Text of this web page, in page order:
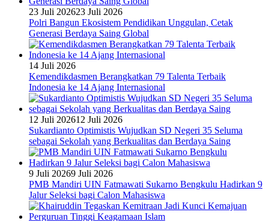
23 Juli 202623 Juli 2026
Polri Bangun Ekosistem Pendidikan Unggulan, Cetak
Generasi Berdaya Saing Global
14 Juli 2026
Kemendikdasmen Berangkatkan 79 Talenta Terbaik
Indonesia ke 14 Ajang Internasional
12 Juli 202612 Juli 2026
Sukardianto Optimistis Wujudkan SD Negeri 35 Seluma
sebagai Sekolah yang Berkualitas dan Berdaya Saing
9 Juli 20269 Juli 2026
PMB Mandiri UIN Fatmawati Sukarno Bengkulu Hadirkan 9
Jalur Seleksi bagi Calon Mahasiswa